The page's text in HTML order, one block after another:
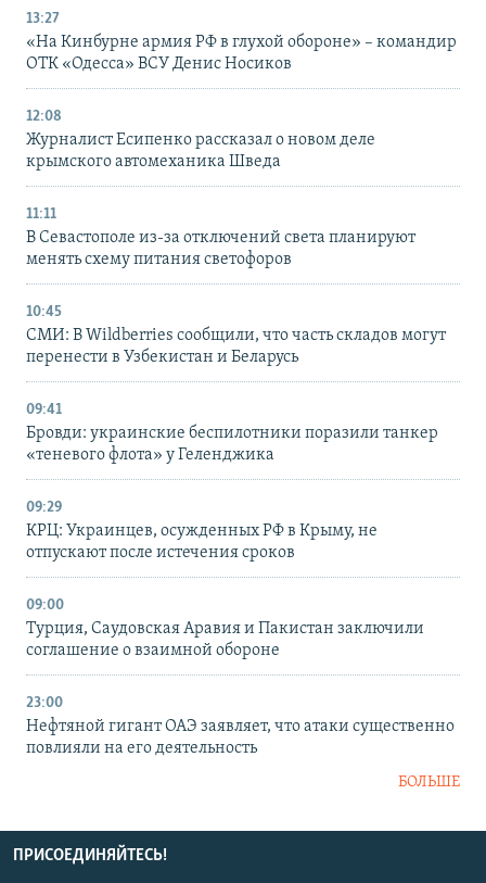
13:27
«На Кинбурне армия РФ в глухой обороне» – командир
ОТК «Одесса» ВСУ Денис Носиков
12:08
Журналист Есипенко рассказал о новом деле
крымского автомеханика Шведа
11:11
В Севастополе из-за отключений света планируют
менять схему питания светофоров
10:45
СМИ: В Wildberries сообщили, что часть складов могут
перенести в Узбекистан и Беларусь
09:41
Бровди: украинские беспилотники поразили танкер
«теневого флота» у Геленджика
09:29
КРЦ: Украинцев, осужденных РФ в Крыму, не
отпускают после истечения сроков
09:00
Турция, Саудовская Аравия и Пакистан заключили
соглашение о взаимной обороне
23:00
Нефтяной гигант ОАЭ заявляет, что атаки существенно
повлияли на его деятельность
БОЛЬШЕ
ПРИСОЕДИНЯЙТЕСЬ!